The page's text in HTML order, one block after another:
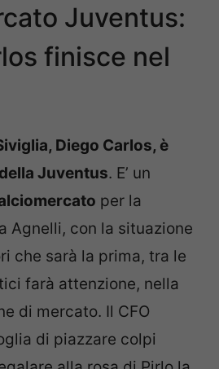
Juventus:
finisce nel
Diego Carlos, è
Juventus. E’ un
per la
Agnelli, con la situazione
che sarà la prima, tra le
farà attenzione, nella
di mercato. Il CFO
di piazzare colpi